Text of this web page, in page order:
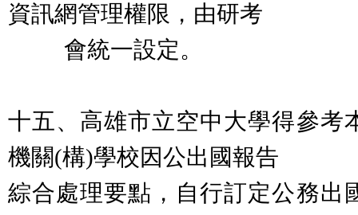
資訊網管理權限，由研考
會統一設定。
十五、高雄市立空中大學得參考
機關(構)學校因公出國報告
綜合處理要點，自行訂定公務出